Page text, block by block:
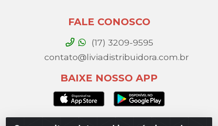
FALE CONOSCO
(17) 3209-9595
contato@liviadistribuidora.com.br
BAIXE NOSSO APP